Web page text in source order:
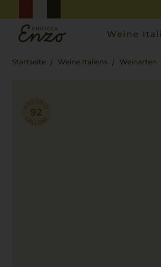
Weine
Startseite Weine Italiens Weinarten